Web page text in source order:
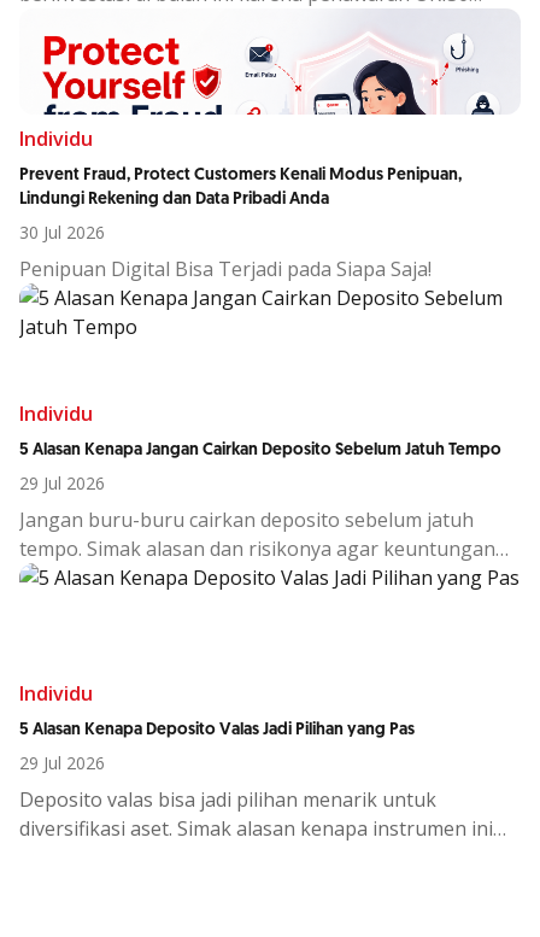
Individu
Prevent Fraud, Protect Customers Kenali Modus Penipuan,
Lindungi Rekening dan Data Pribadi Anda
30 Jul 2026
Penipuan Digital Bisa Terjadi pada Siapa Saja!
Individu
5 Alasan Kenapa Jangan Cairkan Deposito Sebelum Jatuh Tempo
29 Jul 2026
Jangan buru-buru cairkan deposito sebelum jatuh
tempo. Simak alasan dan risikonya agar keuntungan
investasi tetap maksimal.
Individu
5 Alasan Kenapa Deposito Valas Jadi Pilihan yang Pas
29 Jul 2026
Deposito valas bisa jadi pilihan menarik untuk
diversifikasi aset. Simakalasan kenapa instrumen ini